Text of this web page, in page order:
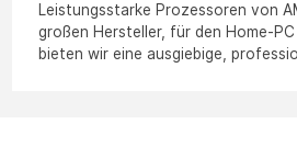
Leistungsstarke Prozessoren von
großen Hersteller, für den Home-
bieten wir eine ausgiebige,